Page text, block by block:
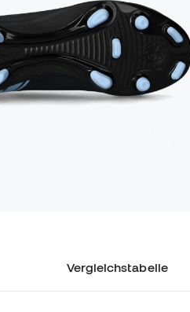
Vergleichstabelle